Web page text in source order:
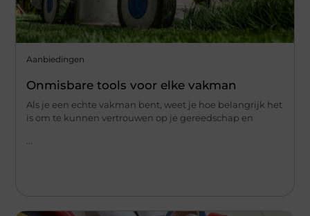
Aanbiedingen
Onmisbare tools voor elke vakman
Als je een echte vakman bent, weet je hoe belangrijk het
is om te kunnen vertrouwen op je gereedschap en
...